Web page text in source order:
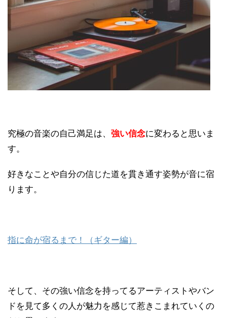
究極の音楽の自己満足は、 強い信念に変わると思いま
す。
好きなことや自分の信じた道を貫き通す姿勢が音に宿
ります。
指に命が宿るまで！（ギター編）
そして、その強い信念を持ってるアーティストやバン
ドを見て多くの人が魅力を感じて惹きこまれていくの